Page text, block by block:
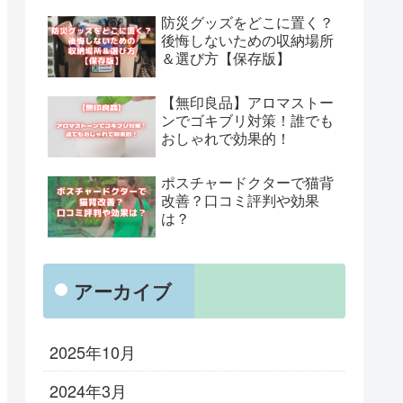
防災グッズをどこに置く？
後悔しないための収納場所
＆選び方【保存版】
【無印良品】アロマストー
ンでゴキブリ対策！誰でも
おしゃれで効果的！
ポスチャードクターで猫背
改善？口コミ評判や効果
は？
アーカイブ
2025年10月
2024年3月